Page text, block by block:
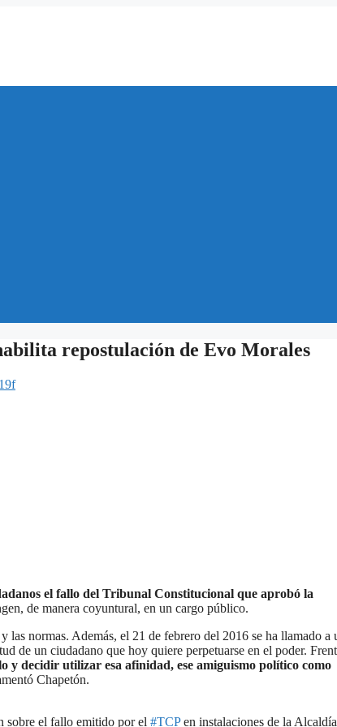
repostulación de Evo Morales
el fallo del Tribunal Constitucional que aprobó la
de manera coyuntural, en un cargo público.
normas. Además, el 21 de febrero del 2016 se ha llamado a
de un ciudadano que hoy quiere perpetuarse en el poder.
y decidir utilizar esa afinidad, ese amiguismo político como
Chapetón.
sobre el fallo emitido por el #TCPen instalaciones de la Alcaldía